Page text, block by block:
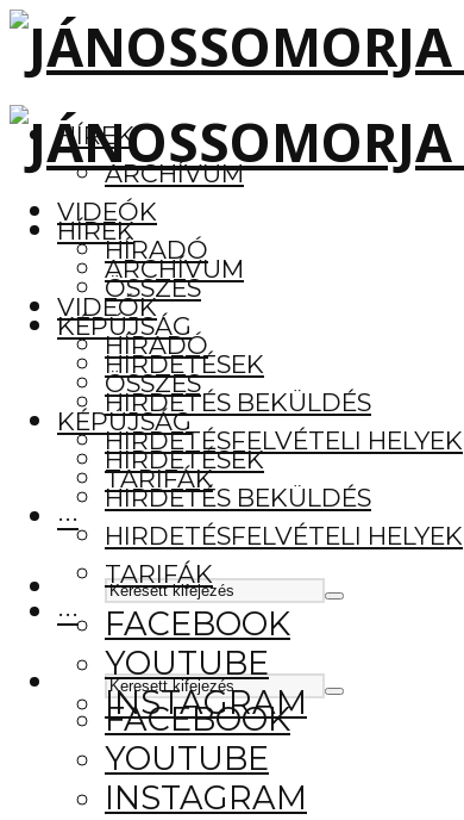
HÍREK
ARCHÍVUM
VIDEÓK
HÍRADÓ
ÖSSZES
KÉPÚJSÁG
HIRDETÉSEK
HIRDETÉS BEKÜLDÉS
HIRDETÉSFELVÉTELI HELYEK
TARIFÁK
···
FACEBOOK
YOUTUBE
INSTAGRAM
HÍREK
ARCHÍVUM
VIDEÓK
HÍRADÓ
ÖSSZES
KÉPÚJSÁG
HIRDETÉSEK
HIRDETÉS BEKÜLDÉS
HIRDETÉSFELVÉTELI HELYEK
TARIFÁK
···
FACEBOOK
YOUTUBE
INSTAGRAM